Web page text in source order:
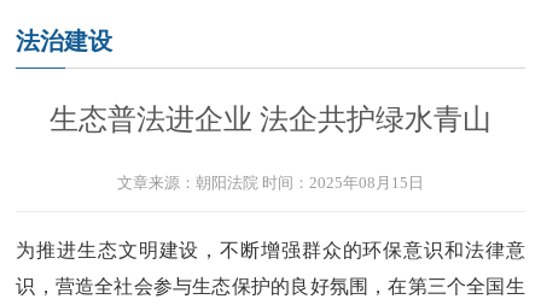
法治建设
生态普法进企业 法企共护绿水青山
文章来源： 朝阳法院 时间： 2025年08月15日
为推进生态文明建设，不断增强群众的环保意识和法律意
识，营造全社会参与生态保护的良好氛围，在第三个全国生